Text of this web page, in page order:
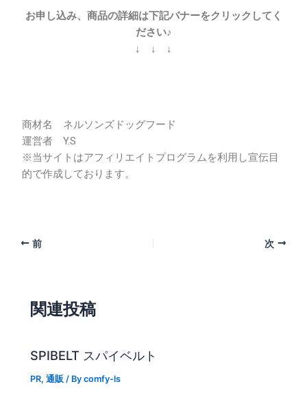
お申し込み、商品の詳細は下記バナーをクリックしてく
ださい♪
↓ ↓ ↓
商材名 ネルソンズドッグフード
運営者 Y.S
※当サイトはアフィリエイトプログラムを利用し宣伝目
的で作成しております。
前 次
関連投稿
SPIBELT スパイベルト
PR,通販 / Bycomfy-ls